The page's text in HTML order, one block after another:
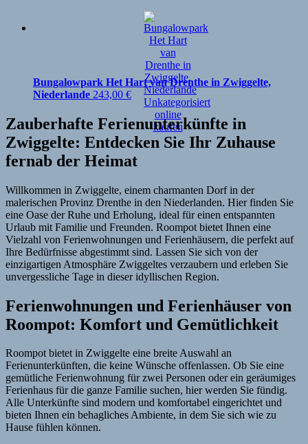
Bungalowpark Het Hart van Drenthe in Zwiggelte,
Niederlande 243,00 €
Zauberhafte Ferienunterkünfte in
Zwiggelte: Entdecken Sie Ihr Zuhause
fernab der Heimat
Willkommen in Zwiggelte, einem charmanten Dorf in der
malerischen Provinz Drenthe in den Niederlanden. Hier finden Sie
eine Oase der Ruhe und Erholung, ideal für einen entspannten
Urlaub mit Familie und Freunden. Roompot bietet Ihnen eine
Vielzahl von Ferienwohnungen und Ferienhäusern, die perfekt auf
Ihre Bedürfnisse abgestimmt sind. Lassen Sie sich von der
einzigartigen Atmosphäre Zwiggeltes verzaubern und erleben Sie
unvergessliche Tage in dieser idyllischen Region.
Ferienwohnungen und Ferienhäuser von
Roompot: Komfort und Gemütlichkeit
Roompot bietet in Zwiggelte eine breite Auswahl an
Ferienunterkünften, die keine Wünsche offenlassen. Ob Sie eine
gemütliche Ferienwohnung für zwei Personen oder ein geräumiges
Ferienhaus für die ganze Familie suchen, hier werden Sie fündig.
Alle Unterkünfte sind modern und komfortabel eingerichtet und
bieten Ihnen ein behagliches Ambiente, in dem Sie sich wie zu
Hause fühlen können.